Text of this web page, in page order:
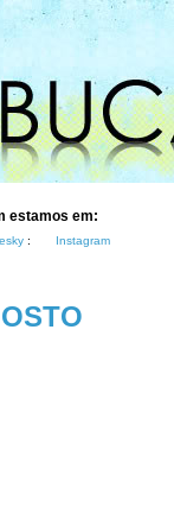
estamos em:
: Instagram